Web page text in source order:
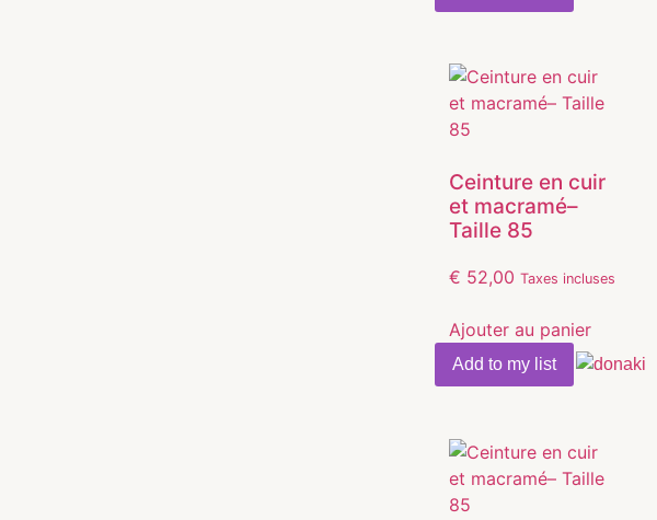
Ceinture en cuir
et macramé–
Taille 85
€ 52,00 Taxes incluses
Ajouter au panier
Add to my list